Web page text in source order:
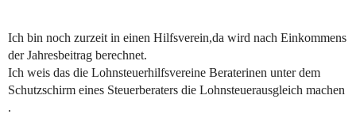
Ich bin noch zurzeit in einen Hilfsverein,da wird nach Einkommens
der Jahresbeitrag berechnet.
Ich weis das die Lohnsteuerhilfsvereine Beraterinen unter dem
Schutzschirm eines Steuerberaters die Lohnsteuerausgleich machen
.